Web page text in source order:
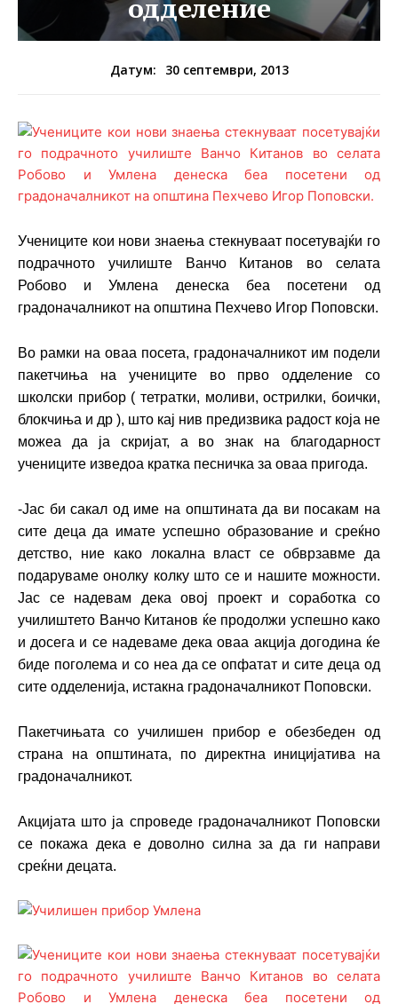
одделение
Датум: 30 септември, 2013
Учениците кои нови знаења стекнуваат посетувајќи го
подрачното училиште Ванчо Китанов во селата
Робово и Умлена денеска беа посетени од
градоначалникот на општина Пехчево Игор Поповски.
Во рамки на оваа посета, градоначалникот им подели
пакетчиња на учениците во прво одделение со
школски прибор ( тетратки, моливи, острилки, боички,
блокчиња и др ), што кај нив предизвика радост која не
можеа да ја скријат, а во знак на благодарност
учениците изведоа кратка песничка за оваа пригода.
-Јас би сакал од име на општината да ви посакам на
сите деца да имате успешно образование и среќно
детство, ние како локална власт се обврзавме да
подаруваме онолку колку што се и нашите можности.
Јас се надевам дека овој проект и соработка со
училиштето Ванчо Китанов ќе продолжи успешно како
и досега и се надеваме дека оваа акција догодина ќе
биде поголема и со неа да се опфатат и сите деца од
сите одделенија, истакна градоначалникот Поповски.
Пакетчињата со училишен прибор е обезбеден од
страна на општината, по директна иницијатива на
градоначалникот.
Акцијата што ја спроведе градоначалникот Поповски
се покажа дека е доволно силна за да ги направи
среќни децата.